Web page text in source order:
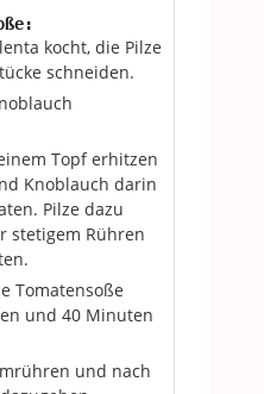
kocht, die Pilze
schneiden.
Topf erhitzen
Knoblauch darin
Pilze dazu
stetigem Rühren
Tomatensoße
und 40 Minuten
und nach